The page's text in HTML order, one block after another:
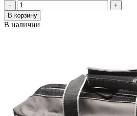
−
+
В корзину
В наличии